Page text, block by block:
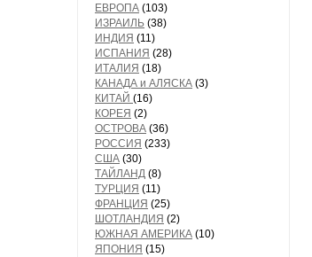
ЕВРОПА (103)
ИЗРАИЛЬ (38)
ИНДИЯ (11)
ИСПАНИЯ (28)
ИТАЛИЯ (18)
КАНАДА и АЛЯСКА (3)
КИТАЙ (16)
КОРЕЯ (2)
ОСТРОВА (36)
РОССИЯ (233)
США (30)
ТАЙЛАНД (8)
ТУРЦИЯ (11)
ФРАНЦИЯ (25)
ШОТЛАНДИЯ (2)
ЮЖНАЯ АМЕРИКА (10)
ЯПОНИЯ (15)